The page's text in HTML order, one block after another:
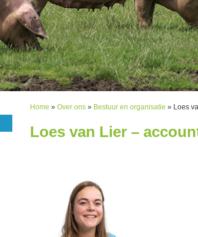
Home » Over ons » Bestuur en organisatie » Loes
Loes van Lier –